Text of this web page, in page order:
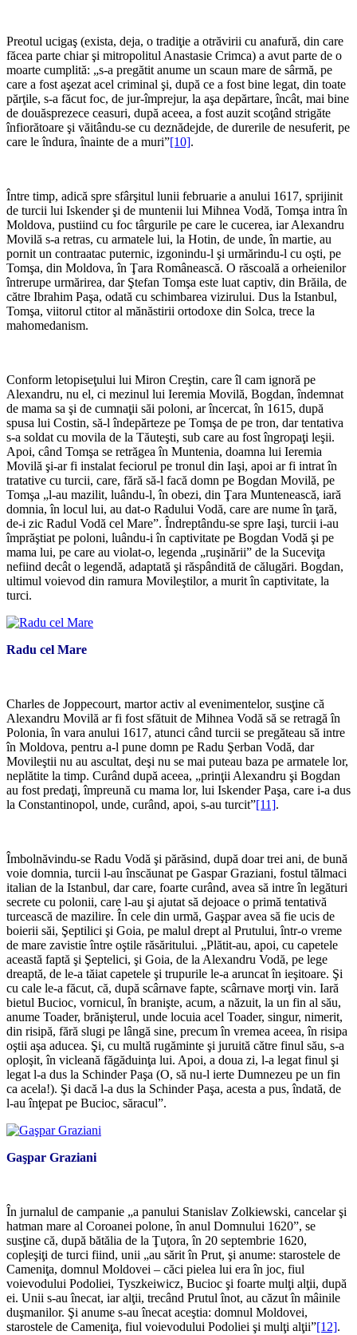
Preotul ucigaş (exista, deja, o tradiţie a otrăvirii cu anafură, din care
făcea parte chiar şi mitropolitul Anastasie Crimca) a avut parte de o
moarte cumplită: „s-a pregătit anume un scaun mare de sârmă, pe
care a fost aşezat acel criminal şi, după ce a fost bine legat, din toate
părţile, s-a făcut foc, de jur-împrejur, la aşa depărtare, încât, mai bine
de douăsprezece ceasuri, după aceea, a fost auzit scoţând strigăte
înfiorătoare şi văitându-se cu deznădejde, de durerile de nesuferit, pe
care le îndura, înainte de a muri”[10].
Între timp, adică spre sfârşitul lunii februarie a anului 1617, sprijinit
de turcii lui Iskender şi de muntenii lui Mihnea Vodă, Tomşa intra în
Moldova, pustiind cu foc târgurile pe care le cucerea, iar Alexandru
Movilă s-a retras, cu armatele lui, la Hotin, de unde, în martie, au
pornit un contraatac puternic, izgonindu-l şi urmărindu-l cu oşti, pe
Tomşa, din Moldova, în Ţara Românească. O răscoală a orheienilor
întrerupe urmărirea, dar Ştefan Tomşa este luat captiv, din Brăila, de
către Ibrahim Paşa, odată cu schimbarea vizirului. Dus la Istanbul,
Tomşa, viitorul ctitor al mănăstirii ortodoxe din Solca, trece la
mahomedanism.
Conform letopiseţului lui Miron Creştin, care îl cam ignoră pe
Alexandru, nu el, ci mezinul lui Ieremia Movilă, Bogdan, îndemnat
de mama sa şi de cumnaţii săi poloni, ar încercat, în 1615, după
spusa lui Costin, să-l îndepărteze pe Tomşa de pe tron, dar tentativa
s-a soldat cu movila de la Tăuteşti, sub care au fost îngropaţi leşii.
Apoi, când Tomşa se retrăgea în Muntenia, doamna lui Ieremia
Movilă şi-ar fi instalat feciorul pe tronul din Iaşi, apoi ar fi intrat în
tratative cu turcii, care, fără să-l facă domn pe Bogdan Movilă, pe
Tomşa „l-au mazilit, luându-l, în obezi, din Ţara Muntenească, iară
domnia, în locul lui, au dat-o Radului Vodă, care are nume în ţară,
de-i zic Radul Vodă cel Mare”. Îndreptându-se spre Iaşi, turcii i-au
împrăştiat pe poloni, luându-i în captivitate pe Bogdan Vodă şi pe
mama lui, pe care au violat-o, legenda „ruşinării” de la Suceviţa
nefiind decât o legendă, adaptată şi răspândită de călugări. Bogdan,
ultimul voievod din ramura Movileştilor, a murit în captivitate, la
turci.
Radu cel Mare
Charles de Joppecourt, martor activ al evenimentelor, susţine că
Alexandru Movilă ar fi fost sfătuit de Mihnea Vodă să se retragă în
Polonia, în vara anului 1617, atunci când turcii se pregăteau să intre
în Moldova, pentru a-l pune domn pe Radu Şerban Vodă, dar
Movileştii nu au ascultat, deşi nu se mai puteau baza pe armatele lor,
neplătite la timp. Curând după aceea, „prinţii Alexandru şi Bogdan
au fost predaţi, împreună cu mama lor, lui Iskender Paşa, care i-a dus
la Constantinopol, unde, curând, apoi, s-au turcit”[11].
Îmbolnăvindu-se Radu Vodă şi părăsind, după doar trei ani, de bună
voie domnia, turcii l-au înscăunat pe Gaspar Graziani, fostul tălmaci
italian de la Istanbul, dar care, foarte curând, avea să intre în legături
secrete cu polonii, care l-au şi ajutat să dejoace o primă tentativă
turcească de mazilire. În cele din urmă, Gaşpar avea să fie ucis de
boierii săi, Şeptilici şi Goia, pe malul drept al Prutului, într-o vreme
de mare zavistie între oştile răsăritului. „Plătit-au, apoi, cu capetele
această faptă şi Şeptelici, şi Goia, de la Alexandru Vodă, pe lege
dreaptă, de le-a tăiat capetele şi trupurile le-a aruncat în ieşitoare. Şi
cu cale le-a făcut, că, după scârnave fapte, scârnave morţi vin. Iară
bietul Bucioc, vornicul, în branişte, acum, a năzuit, la un fin al său,
anume Toader, brănişterul, unde locuia acel Toader, singur, nimerit,
din risipă, fără slugi pe lângă sine, precum în vremea aceea, în risipa
oştii aşa aducea. Şi, cu multă rugăminte şi juruită către finul său, s-a
oploşit, în vicleană făgăduinţa lui. Apoi, a doua zi, l-a legat finul şi
legat l-a dus la Schinder Paşa (O, să nu-l ierte Dumnezeu pe un fin
ca acela!). Şi dacă l-a dus la Schinder Paşa, acesta a pus, îndată, de
l-au înţepat pe Bucioc, săracul”.
Gaşpar Graziani
În jurnalul de campanie „a panului Stanislav Zolkiewski, cancelar şi
hatman mare al Coroanei polone, în anul Domnului 1620”, se
susţine că, după bătălia de la Ţuţora, în 20 septembrie 1620,
copleşiţi de turci fiind, unii „au sărit în Prut, şi anume: starostele de
Cameniţa, domnul Moldovei – căci pielea lui era în joc, fiul
voievodului Podoliei, Tyszkeiwicz, Bucioc şi foarte mulţi alţii, după
ei. Unii s-au înecat, iar alţii, trecând Prutul înot, au căzut în mâinile
duşmanilor. Şi anume s-au înecat aceştia: domnul Moldovei,
starostele de Cameniţa, fiul voievodului Podoliei şi mulţi alţii”[12].